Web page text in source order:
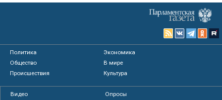
Политика
Экономика
Общество
В мире
Происшествия
Культура
Видео
Опросы